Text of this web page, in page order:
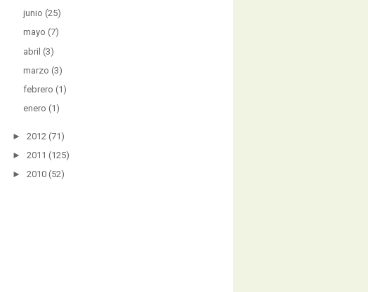
junio (25)
mayo (7)
abril (3)
marzo (3)
febrero (1)
enero (1)
► 2012 (71)
► 2011 (125)
► 2010 (52)